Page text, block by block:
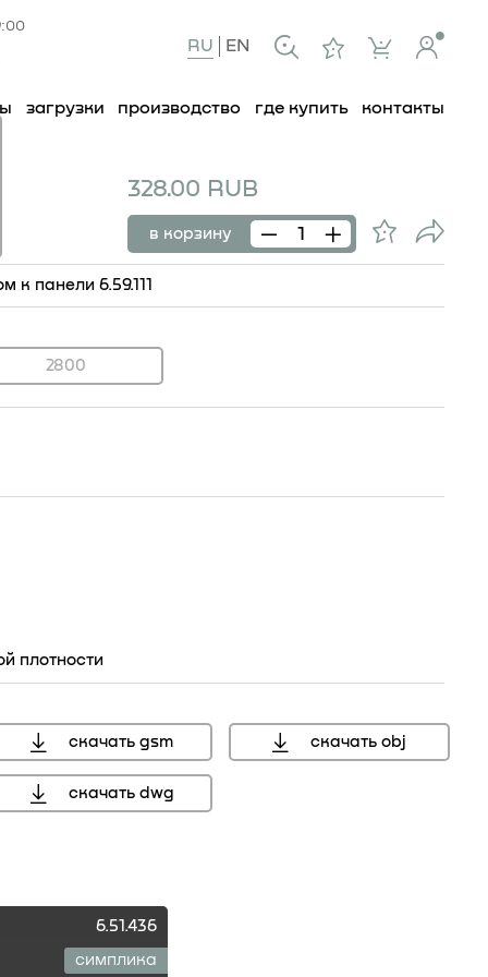
RU EN
загрузки производство где купить контакты
мм, справочный размер
328.00 RUB
в корзину
к панели 6.59.111
2800
плотности
скачать gsm скачать obj
скачать dwg
6.51.436
симплика